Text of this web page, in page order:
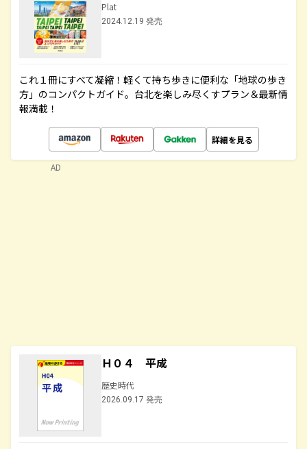
Plat
2024.12.19 発売
これ１冊にすべて凝縮！軽くて持ち歩きに便利な「地球の歩き
方」のコンパクトガイド。台北を楽しみ尽くすプラン＆最新情
報満載！
詳細を見る
Ｈ０４ 平成
歴史時代
2026.09.17 発売
AD